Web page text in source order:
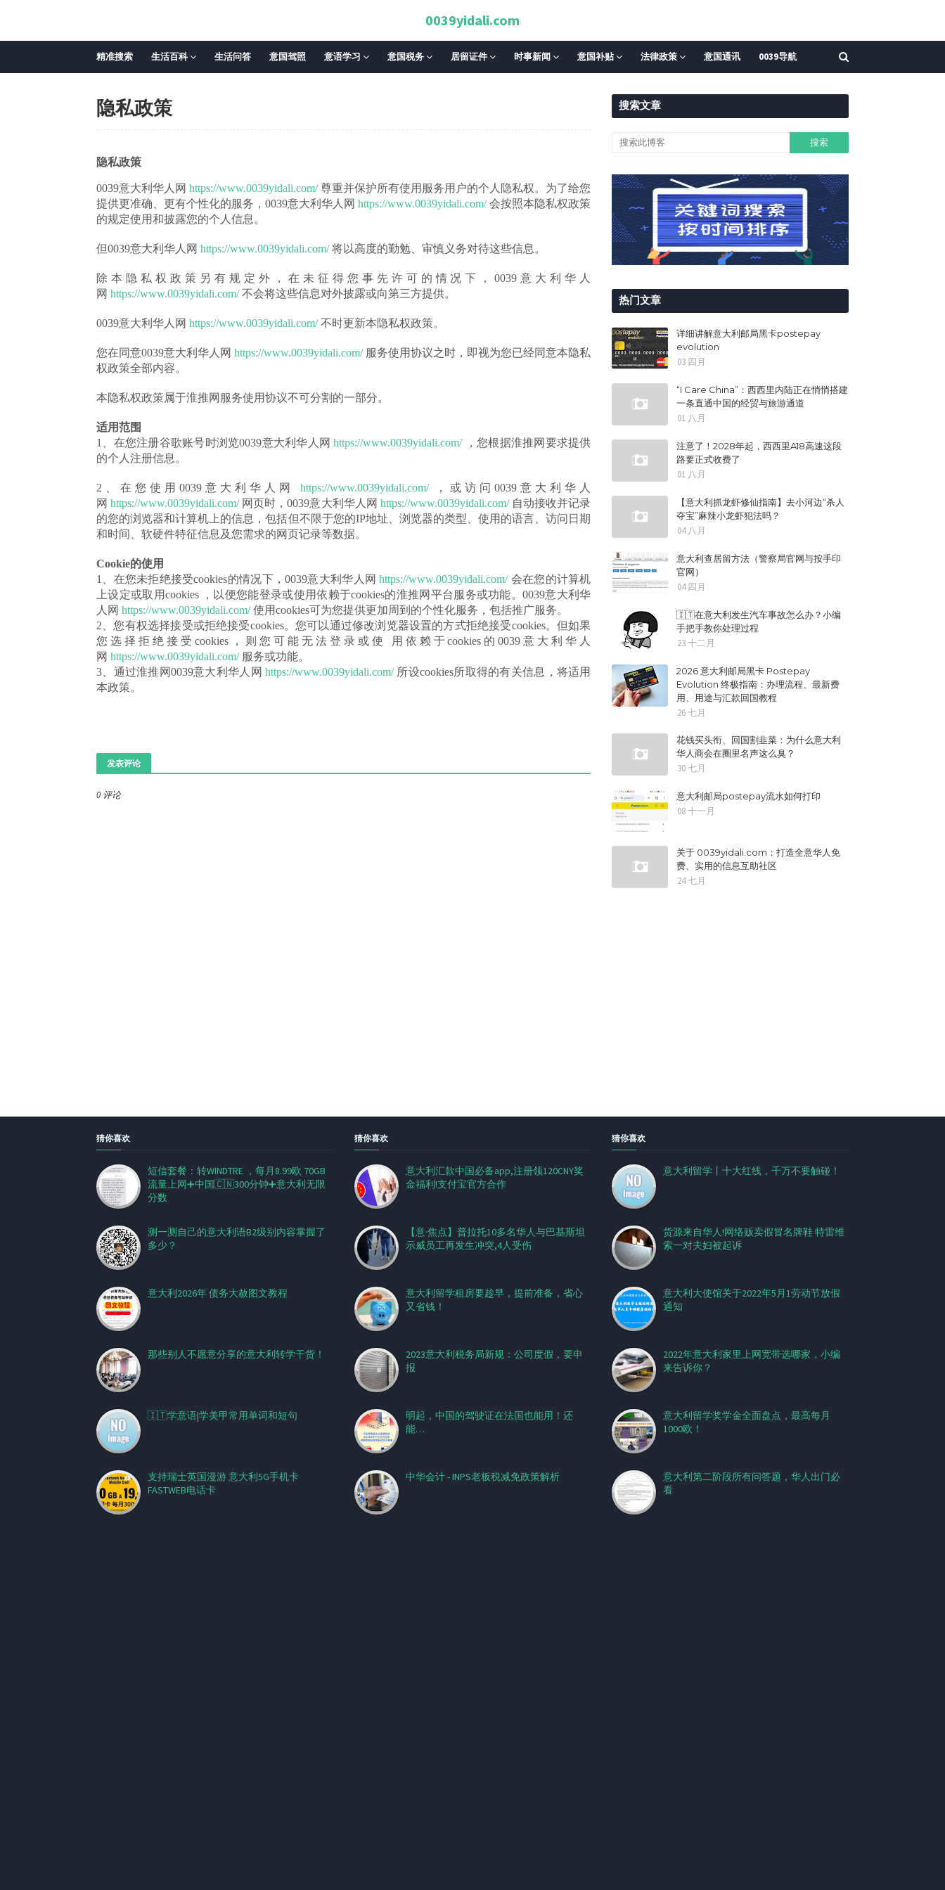
0039yidali.com
精准搜索 生活百科 生活问答 意国驾照 意语学习 意国税务 居留证件 时事新闻 意国补贴 法律政策 意国通讯 0039导航
隐私政策
隐私政策
0039意大利华人网https://www.0039yidali.com/尊重并保护所有使用服务用户的个人隐私权。为了给您
提供更准确、更有个性化的服务，0039意大利华人网https://www.0039yidali.com/会按照本隐私权政策
的规定使用和披露您的个人信息。
但0039意大利华人网 https://www.0039yidali.com/将以高度的勤勉、审慎义务对待这些信息。
除本隐私权政策另有规定外，在未征得您事先许可的情况下，0039意大利华人
网 https://www.0039yidali.com/不会将这些信息对外披露或向第三方提供。
0039意大利华人网 https://www.0039yidali.com/不时更新本隐私权政策。
您在同意0039意大利华人网https://www.0039yidali.com/服务使用协议之时，即视为您已经同意本隐私
权政策全部内容。
本隐私权政策属于淮推网服务使用协议不可分割的一部分。
适用范围
1、在您注册谷歌账号时浏览0039意大利华人网https://www.0039yidali.com/，您根据淮推网要求提供
的个人注册信息。
2、在您使用0039意大利华人网https://www.0039yidali.com/，或访问0039意大利华人
网https://www.0039yidali.com/网页时，0039意大利华人网 https://www.0039yidali.com/自动接收并记录
的您的浏览器和计算机上的信息，包括但不限于您的IP地址、浏览器的类型、使用的语言、访问日期
和时间、软硬件特征信息及您需求的网页记录等数据。
Cookie的使用
1、在您未拒绝接受cookies的情况下，0039意大利华人网https://www.0039yidali.com/会在您的计算机
上设定或取用cookies ，以便您能登录或使用依赖于cookies的淮推网平台服务或功能。0039意大利华
人网 https://www.0039yidali.com/使用cookies可为您提供更加周到的个性化服务，包括推广服务。
2、您有权选择接受或拒绝接受cookies。您可以通过修改浏览器设置的方式拒绝接受cookies。但如果
您选择拒绝接受cookies，则您可能无法登录或使 用依赖于cookies的0039意大利华人
网 https://www.0039yidali.com/服务或功能。
3、通过淮推网0039意大利华人网https://www.0039yidali.com/所设cookies所取得的有关信息，将适用
本政策。
发表评论
0 评论
搜索文章
热门文章
详细讲解意大利邮局黑卡postepay
evolution
03 四月
“I Care China”：西西里内陆正在悄悄搭建
一条直通中国的经贸与旅游通道
01 八月
注意了！2028年起，西西里A18高速这段
路要正式收费了
01 八月
【意大利抓龙虾修仙指南】去小河边“杀人
夺宝”麻辣小龙虾犯法吗？
04 八月
意大利查居留方法（警察局官网与按手印
官网）
04 四月
🇮🇹在意大利发生汽车事故怎么办？小编
手把手教你处理过程
23 十二月
2026 意大利邮局黑卡 Postepay
Evolution 终极指南：办理流程、最新费
用、用途与汇款回国教程
26 七月
花钱买头衔、回国割韭菜：为什么意大利
华人商会在圈里名声这么臭？
30 七月
意大利邮局postepay流水如何打印
08 十一月
关于 0039yidali.com：打造全意华人免
费、实用的信息互助社区
24 七月
猜你喜欢
短信套餐：转WINDTRE ，每月8.99欧 70GB
流量上网➕中国🇨🇳300分钟➕意大利无限
分数
测一测自己的意大利语B2级别内容掌握了
多少？
意大利2026年 债务大赦图文教程
那些别人不愿意分享的意大利转学干货！
🇮🇹学意语|学美甲常用单词和短句
支持瑞士英国漫游 意大利5G手机卡
FASTWEB电话卡
猜你喜欢
意大利汇款中国必备app,注册领120CNY奖
金福利!支付宝官方合作
【意·焦点】普拉托10多名华人与巴基斯坦
示威员工再发生冲突,4人受伤
意大利留学租房要趁早，提前准备，省心
又省钱！
2023意大利税务局新规：公司度假，要申
报
明起，中国的驾驶证在法国也能用！还
能…
中华会计 - INPS老板税减免政策解析
猜你喜欢
意大利留学丨十大红线，千万不要触碰！
货源来自华人!网络贩卖假冒名牌鞋 特雷维
索一对夫妇被起诉
意大利大使馆关于2022年5月1劳动节放假
通知
2022年意大利家里上网宽带选哪家，小编
来告诉你？
意大利留学奖学金全面盘点，最高每月
1000欧！
意大利第二阶段所有问答题，华人出门必
看